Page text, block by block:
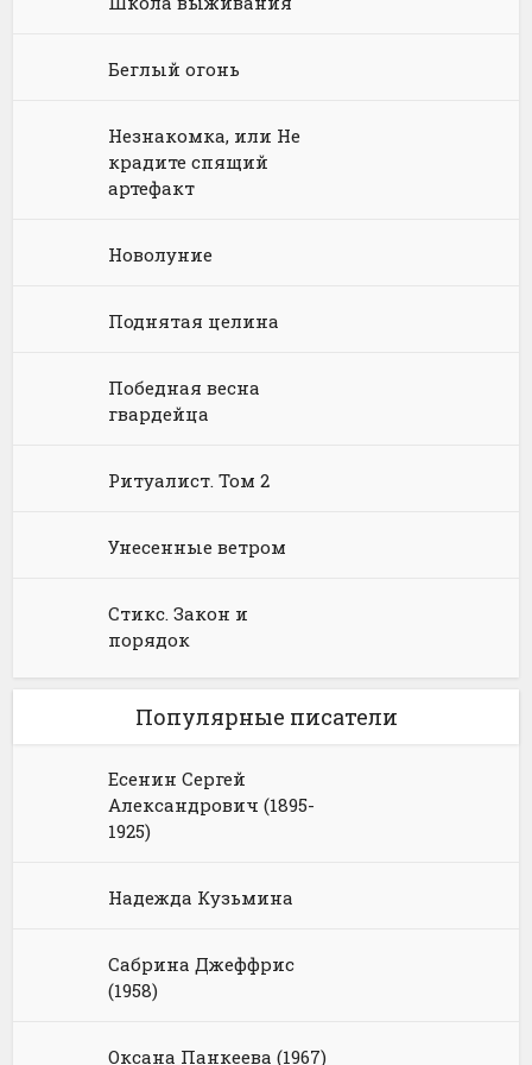
Философия
Юриспруденция, право
Энциклопедии
Киберпанк
Космическая фантастика
Попаданцы
Юмористическая фантастика
Книги про вампиров
Книги про волшебников
Русское фэнтези
Фэнтези про драконов
Юмористическое фэнтези
Юмористическая проза
Юмористические стихи
Беглый огонь
Незнакомка, или Не
крадите спящий
артефакт
Новолуние
Поднятая целина
Победная весна
гвардейца
Ритуалист. Том 2
Унесенные ветром
Стикс. Закон и
порядок
Популярные писатели
Есенин Сергей
Александрович (1895-
1925)
Надежда Кузьмина
Сабрина Джеффрис
(1958)
Оксана Панкеева (1967)